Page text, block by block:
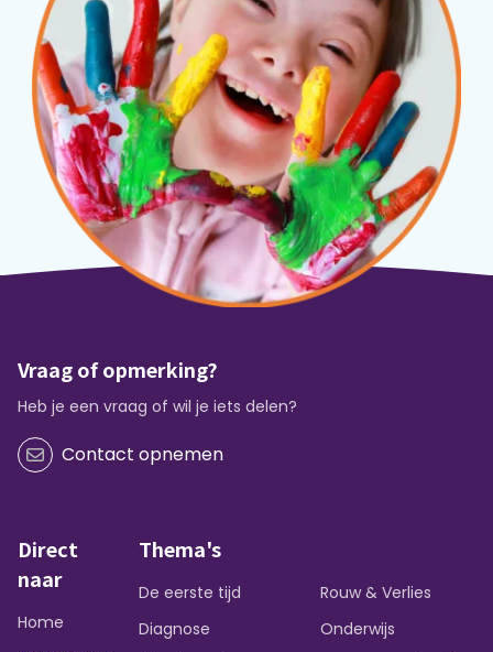
Vraag of opmerking?
Heb je een vraag of wil je iets delen?
Contact opnemen
Direct
naar
Home
Thema's
De eerste tijd
Diagnose
Rouw & Verlies
Onderwijs